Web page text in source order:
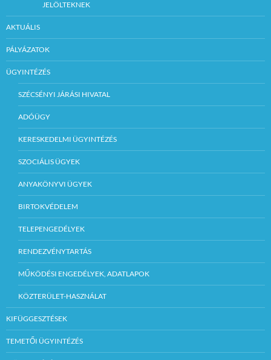
JELÖLTEKNEK
AKTUÁLIS
PÁLYÁZATOK
ÜGYINTÉZÉS
SZÉCSÉNYI JÁRÁSI HIVATAL
ADÓÜGY
KERESKEDELMI ÜGYINTÉZÉS
SZOCIÁLIS ÜGYEK
ANYAKÖNYVI ÜGYEK
BIRTOKVÉDELEM
TELEPENGEDÉLYEK
RENDEZVÉNYTARTÁS
MŰKÖDÉSI ENGEDÉLYEK, ADATLAPOK
KÖZTERÜLET-HASZNÁLAT
KIFÜGGESZTÉSEK
TEMETŐI ÜGYINTÉZÉS